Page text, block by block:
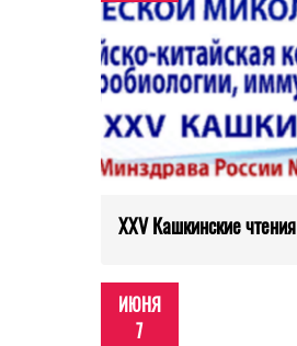
XXV Кашкинские чтения
ИЮНЯ
7